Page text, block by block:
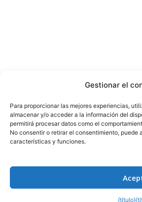
Gestionar el
Para proporcionar las mejores experiencias,
almacenar y/o acceder a la información del
permitirá procesar datos como el
No consentir o retirar el consentimiento,
características y funciones.
{título}